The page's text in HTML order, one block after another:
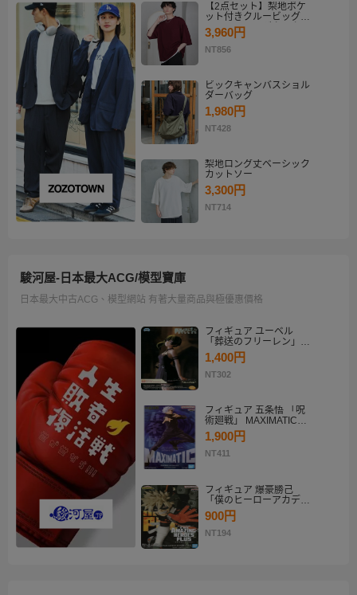
【2点セット】梨地ポケ
ット付きクルービッグT
シャツ＆ロングタンクト
ップアンサンブルセット
3,960円
NT856
ビックキャンバスショル
ダーバッグ
1,980円
NT428
梨地ロング丈ベーシック
カットソー
3,300円
NT714
駿河屋-日本最大ACG/模型寶庫
日本最大中古ACG、模型網站 有著大量商品與極優惠價格
フィギュア ユーベル
「葬送のフリーレン」
Desktop×Decorate
Collection“ユーベル”
1,400円
NT302
フィギュア 五条悟 「呪
術廻戦」 MAXIMATIC
SATORU GOJO
1,900円
NT411
フィギュア 爆豪勝己
「僕のヒーローアカデミ
ア」 THE AMAZING
HEROES-PLUS-
KATSUKI BAKUGO II
900円
NT194